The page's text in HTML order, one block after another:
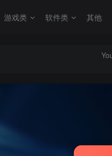
游戏类 软件类 其他